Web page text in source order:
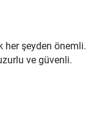
her şeyden önemli.
ve güvenli.